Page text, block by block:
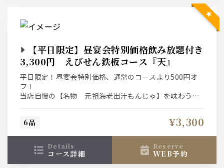
【平日限定】昼宴会特別価格飲み放題付き
3,300円 えびせん鉄板コース『天』
平日限定！昼宴会特別価格、通常のコースより500円オ
フ！
当店自慢の【名物 元祖海老出汁もんじゃ】を味わうカ
6品 ¥3,300
details
コース詳細
reserve
WEB予約